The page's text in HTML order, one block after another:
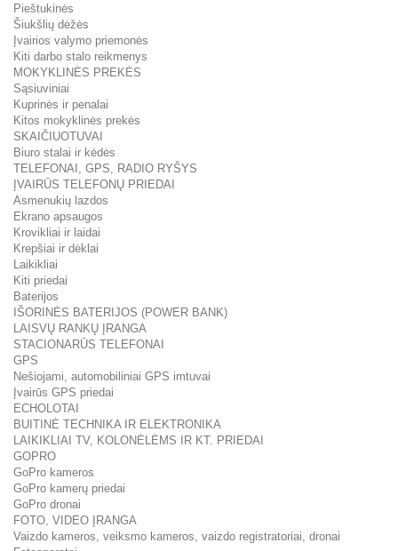
Pieštukinės
Šiukšlių dėžės
Įvairios valymo priemonės
Kiti darbo stalo reikmenys
MOKYKLINĖS PREKĖS
Sąsiuviniai
Kuprinės ir penalai
Kitos mokyklinės prekės
SKAIČIUOTUVAI
Biuro stalai ir kėdės
TELEFONAI, GPS, RADIO RYŠYS
ĮVAIRŪS TELEFONŲ PRIEDAI
Asmenukių lazdos
Ekrano apsaugos
Krovikliai ir laidai
Krepšiai ir dėklai
Laikikliai
Kiti priedai
Baterijos
IŠORINĖS BATERIJOS (POWER BANK)
LAISVŲ RANKŲ ĮRANGA
STACIONARŪS TELEFONAI
GPS
Nešiojami, automobiliniai GPS imtuvai
Įvairūs GPS priedai
ECHOLOTAI
BUITINĖ TECHNIKA IR ELEKTRONIKA
LAIKIKLIAI TV, KOLONĖLĖMS IR KT. PRIEDAI
GOPRO
GoPro kameros
GoPro kamerų priedai
GoPro dronai
FOTO, VIDEO ĮRANGA
Vaizdo kameros, veiksmo kameros, vaizdo registratoriai, dronai